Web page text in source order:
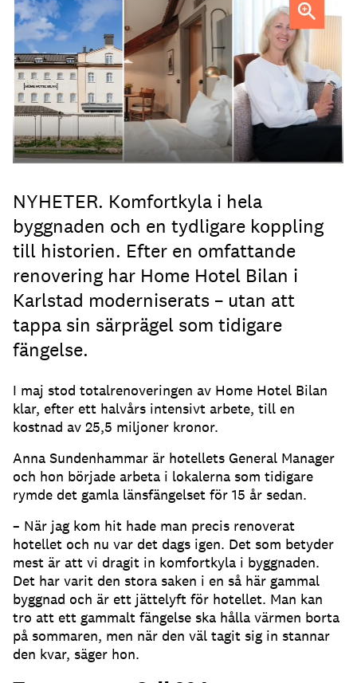
Anna Sundenhammar, General Manager på Home Hotel
Bilan.
NYHETER. Komfortkyla i hela
byggnaden och en tydligare koppling
till historien. Efter en omfattande
renovering har Home Hotel Bilan i
Karlstad moderniserats – utan att
tappa sin särprägel som tidigare
fängelse.
I maj stod totalrenoveringen av Home Hotel Bilan
klar, efter ett halvårs intensivt arbete, till en
kostnad av 25,5 miljoner kronor.
Anna Sundenhammar är hotellets General Manager
och hon började arbeta i lokalerna som tidigare
rymde det gamla länsfängelset för 15 år sedan.
– När jag kom hit hade man precis renoverat
hotellet och nu var det dags igen. Det som betyder
mest är att vi dragit in komfortkyla i byggnaden.
Det har varit den stora saken i en så här gammal
byggnad och är ett jättelyft för hotellet. Man kan
tro att ett gammalt fängelse ska hålla värmen borta
på sommaren, men när den väl tagit sig in stannar
den kvar, säger hon.